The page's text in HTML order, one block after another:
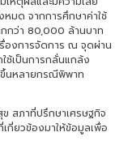
มด จากการศึกษาค่าใช้
กกว่า 80,000 ล้านบาท
องการจัดการ ณ จุดผ่าน
ช้เป็นการกลั่นแกล้ง
นหลายกรณีพิพาท
สภาที่ปรึกษาเศรษฐกิจ
กี่ยวข้องมาให้ข้อมูลเพื่อ